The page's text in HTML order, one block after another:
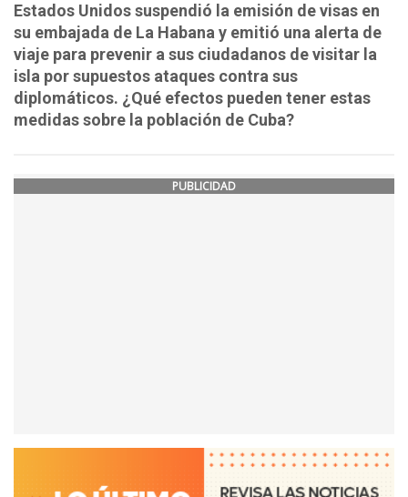
Estados Unidos suspendió la emisión de visas en
su embajada de La Habana y emitió una alerta de
viaje para prevenir a sus ciudadanos de visitar la
isla por supuestos ataques contra sus
diplomáticos. ¿Qué efectos pueden tener estas
medidas sobre la población de Cuba?
PUBLICIDAD